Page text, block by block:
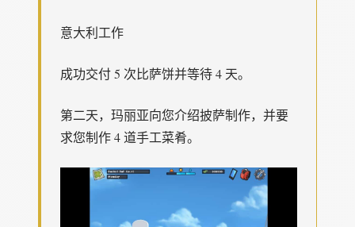
意大利工作
成功交付 5 次比萨饼并等待 4 天。
第二天，玛丽亚向您介绍披萨制作，并要
求您制作 4 道手工菜肴。